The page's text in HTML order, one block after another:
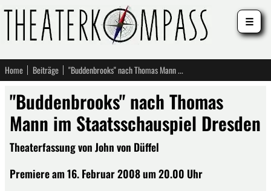
Home Beiträge "Buddenbrooks" nach Thomas Mann im Staatsschauspiel Dresden
"Buddenbrooks" nach Thomas
Mann im Staatsschauspiel Dresden
Theaterfassung von John von Düffel
Premiere am 16. Februar 2008 um 20.00 Uhr
☰